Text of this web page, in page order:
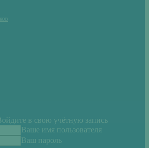
в свою учётную запись
Ваше имя пользователя
Ваш пароль